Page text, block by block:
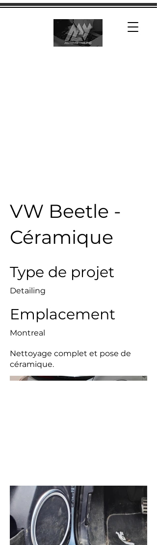
VW Beetle -
Céramique
Type de projet
Detailing
Emplacement
Montreal
Nettoyage complet et pose de
céramique.